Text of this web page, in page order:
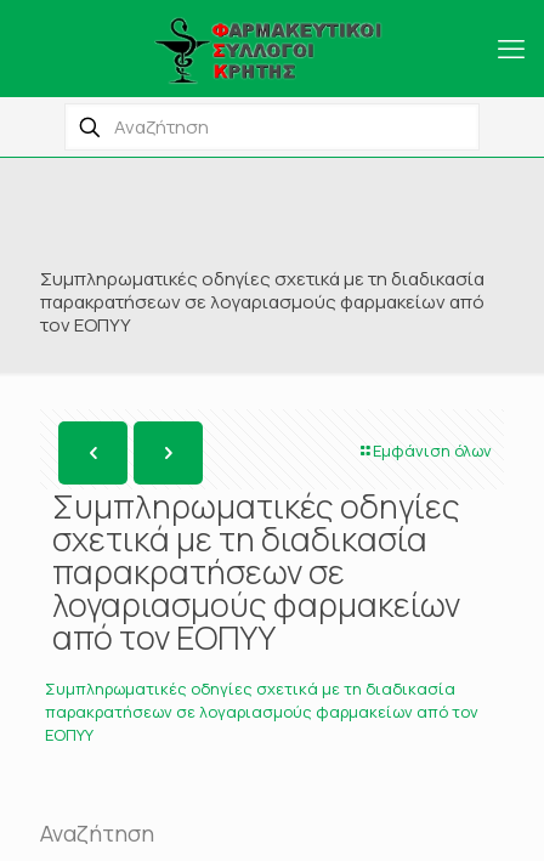
Συμπληρωματικές οδηγίες σχετικά με τη διαδικασία
παρακρατήσεων σε λογαριασμούς φαρμακείων από
τον ΕΟΠΥΥ
Εμφάνιση όλων
Συμπληρωματικές οδηγίες
σχετικά με τη διαδικασία
παρακρατήσεων σε
λογαριασμούς φαρμακείων
από τον ΕΟΠΥΥ
Συμπληρωματικές οδηγίες σχετικά με τη διαδικασία
παρακρατήσεων σε λογαριασμούς φαρμακείων από τον
ΕΟΠΥΥ
Αναζήτηση